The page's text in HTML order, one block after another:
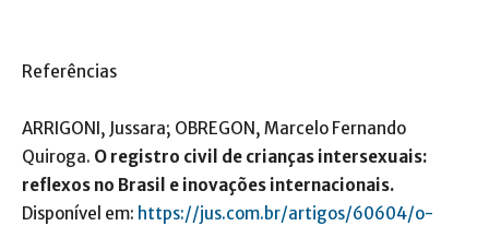
Referências
ARRIGONI, Jussara; OBREGON, Marcelo Fernando
Quiroga. O registro civil de crianças intersexuais:
reflexos no Brasil e inovações internacionais.
Disponível em: https://jus.com.br/artigos/60604/o-